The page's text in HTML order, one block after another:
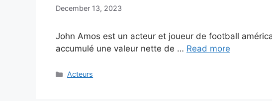
December 13, 2023
John Amos est un acteur et joueur de football
accumulé une valeur nette de … Read more
Categories
Acteurs